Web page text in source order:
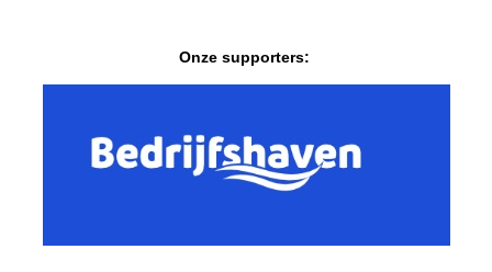
Onze supporters: